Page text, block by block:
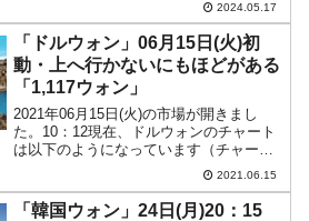
『Investing.com』より引用）。陰線で下
落しています。KOSPIは「2,742」...
2024.05.17
「ドルウォン」06月15日(火)初
動・上へ行かないにもほどがある
「1,117ウォン」
2021年06月15日(火)の市場が開きまし
た。10：12現在、ドルウォンのチャート
は以下のようになっています（チャート
は『Investing.com』より引用）。ウォン
安へ進行するのが難しいプライスアクシ
ョンです。頭を押さえられています。...
2021.06.15
「韓国ウォン」24日(月)20：15